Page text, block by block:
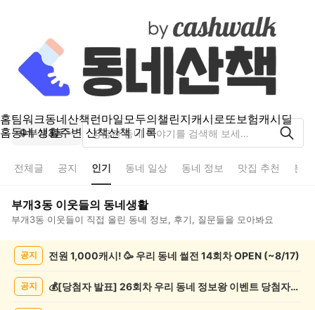
홈팀워크동네산책런마일모두의챌린지캐시로또보험캐시딜
홈동네 생활주변 산책산책 기록
부개3동
전체글 공지 인기 동네 일상 동네 정보 맛집 추천 분
부개3동 이웃들의 동네생활
부개3동 이웃들이 직접 올린 동네 정보, 후기, 질문들을 모아봐요
공지 전원 1,000캐시! 🥳 우리 동네 썰전 14회차 OPEN (~8/17)
공지 💰[당첨자 발표] 26회차 우리 동네 정보왕 이벤트 당첨자를 발표합니다!